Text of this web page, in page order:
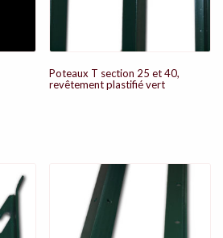
Poteaux T section 25 et 40,
revêtement plastifié vert